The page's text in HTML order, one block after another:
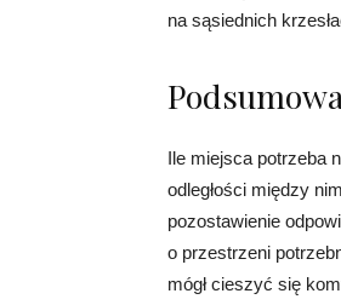
na sąsiednich
Ile miejsca potrzeba
odległości między
pozostawienie
o przestrzeni
mógł cieszyć się